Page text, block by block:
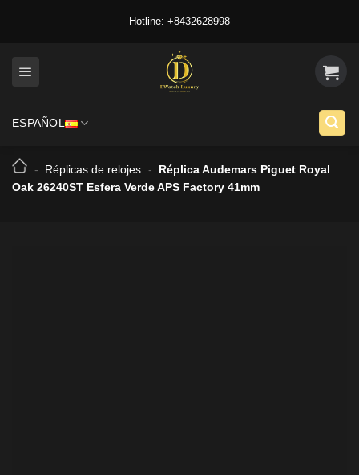
Hotline: +8432628998
ESPAÑOL
- Réplicas de relojes -
Réplica Audemars Piguet Royal
Oak 26240ST Esfera Verde APS Factory 41mm